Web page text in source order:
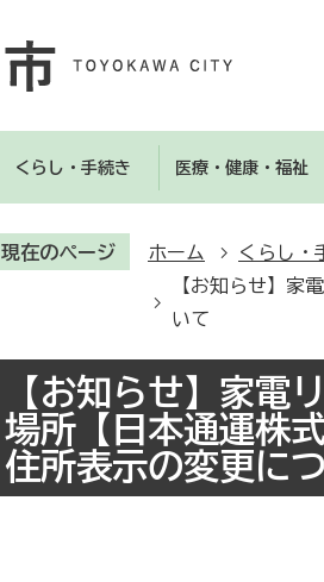
くらし・手続き 医療・健康・福祉
現在のページ ホーム くらし・
【お知らせ】家
いて
【お知らせ】家電
場所【日本通運株
住所表示の変更に